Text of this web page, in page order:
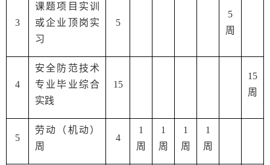
3
课题项目实训
或企业顶岗实
习
5
5
周
4
安全防范技术
专业毕业综合
实践
15
15
周
5
劳动（机动）
周
4
1
周
1
周
1
周
1
周